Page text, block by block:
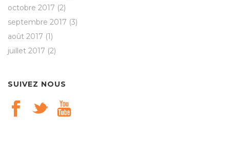
octobre 2017 (2)
septembre 2017 (3)
août 2017 (1)
juillet 2017 (2)
SUIVEZ NOUS